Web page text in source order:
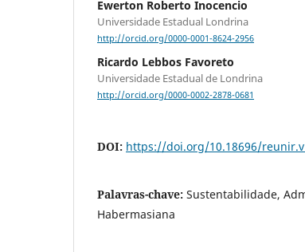
Ewerton Roberto Inocencio
Universidade Estadual Londrina
http://orcid.org/0000-0001-8624-2956
Ricardo Lebbos Favoreto
Universidade Estadual de Londrina
http://orcid.org/0000-0002-2878-0681
DOI: https://doi.org/10.18696/
Palavras-chave: Sustentabilidade,
Habermasiana